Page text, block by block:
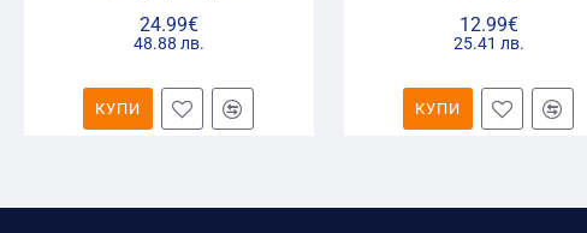
Седименти като ръжда, пясък, кал, полен
24.99€
48.88 лв.
КУПИ
12.99€
25.41 лв.
КУПИ